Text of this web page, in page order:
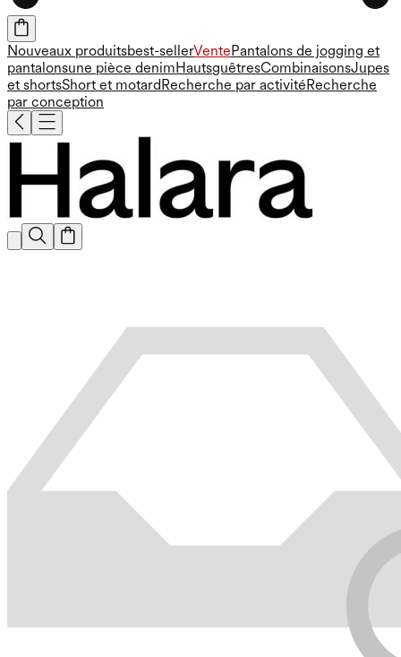
Nouveaux produitsbest-sellerVente Pantalons de jogging et
pantalonsune pièce denim HautsguêtresCombinaisonsJupes
et shortsShort et motard Recherche par activité Recherche
par conception